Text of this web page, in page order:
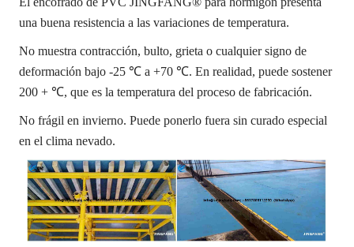
una buena resistencia a las variaciones de temperatura.
No muestra contracción, bulto, grieta o cualquier signo de
deformación bajo -25 ℃ a +70 ℃. En realidad, puede sostener
200 + ℃, que es la temperatura del proceso de fabricación.
No frágil en invierno. Puede ponerlo fuera sin curado especial
en el clima nevado.